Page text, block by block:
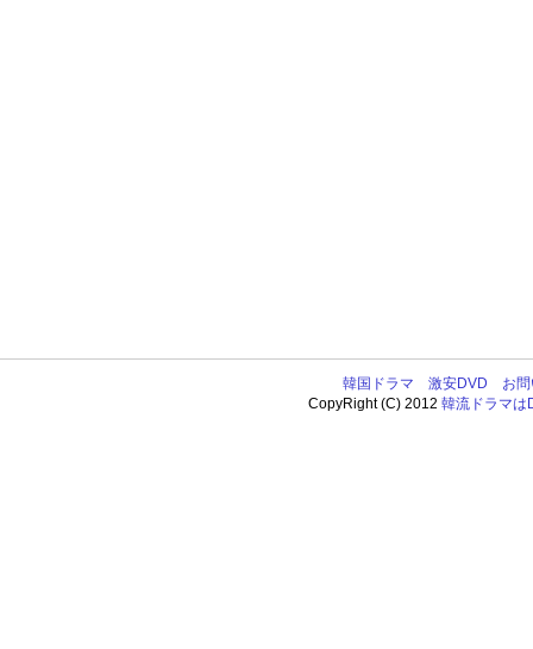
韓国ドラマ 激安DVD
お
CopyRight (C) 2012韓流ドラマは